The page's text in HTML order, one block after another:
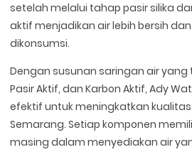
setelah melalui tahap pasir silika
aktif menjadikan air lebih bersih
dikonsumsi.
Dengan susunan saringan air yang
Pasir Aktif, dan Karbon Aktif, Ady
efektif untuk meningkatkan
Semarang. Setiap komponen
masing dalam menyediakan air